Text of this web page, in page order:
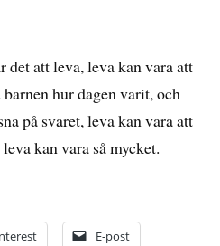
det att leva, leva kan vara att
hur dagen varit, och
på svaret, leva kan vara att
kan vara så mycket.
E-post